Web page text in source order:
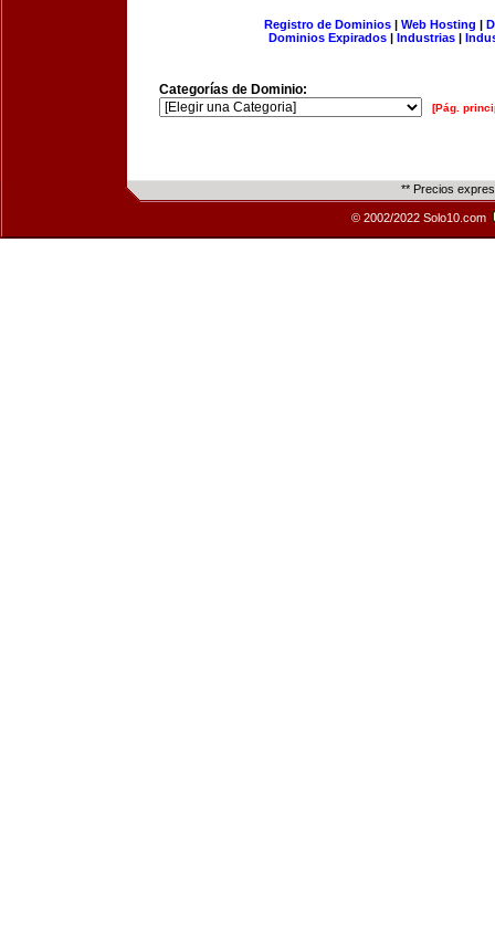
Registro de Dominios| Web Hosting |
Dominios Expirados | Industrias |
Categorías de Dominio:
[Pág.
** Precios
© 2002/2022 Solo10.com